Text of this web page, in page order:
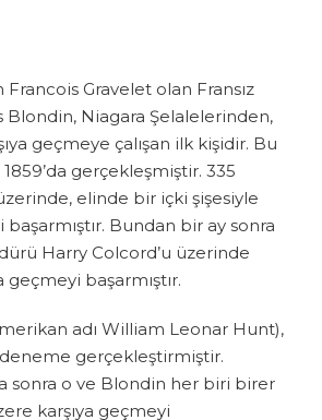
Francois Gravelet olan Fransız
Blondin, Niagara Şelalelerinden,
geçmeye çalışan ilk kişidir. Bu
gerçekleşmiştir. 335
elinde bir içki şişesiyle
başarmıştır. Bundan bir ay sonra
Harry Colcord’u üzerinde
geçmeyi başarmıştır.
adı William Leonar Hunt),
deneme gerçekleştirmiştir.
sonra o ve Blondin her biri birer
karşıya geçmeyi